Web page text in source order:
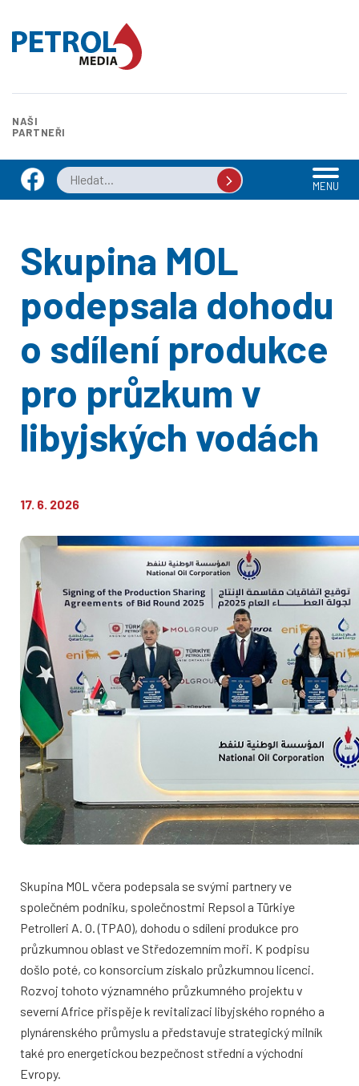
NAŠI
PARTNEŘI
MENU
Skupina MOL
podepsala dohodu
o sdílení produkce
pro průzkum v
libyjských vodách
17. 6. 2026
Skupina MOL včera podepsala se svými partnery ve
společném podniku, společnostmi Repsol a Türkiye
Petrolleri A. O. (TPAO), dohodu o sdílení produkce pro
průzkumnou oblast ve Středozemním moři. K podpisu
došlo poté, co konsorcium získalo průzkumnou licenci.
Rozvoj tohoto významného průzkumného projektu v
severní Africe přispěje k revitalizaci libyjského ropného a
plynárenského průmyslu a představuje strategický milník
také pro energetickou bezpečnost střední a východní
Evropy.